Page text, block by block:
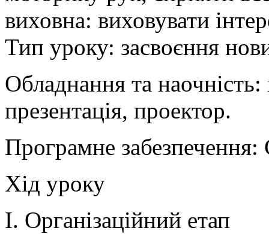
виховна: виховувати
Тип уроку: засвоєння
Обладнання та
презентація, проектор.
Програмне забезпечення:
Хід уроку
І. Організаційний етап